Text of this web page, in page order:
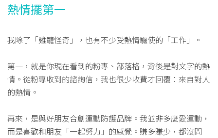
熱情擺第一
我除了「雞籠怪奇」，也有不少受熱情驅使的「工作」。
第一，就是你現在看到的粉專、部落格，背後是對文字的熱
情。從粉專收到的諮詢信，我也很少收費才回覆：來自對人
的熱情。
再來，是與好朋友合創運動防護品牌。我並非多麼愛運動，
而是喜歡和朋友「一起努力」的感覺。賺多賺少，都沒問